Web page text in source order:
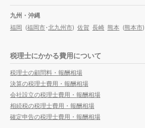
九州・沖縄
福岡 (福岡市・北九州市) 佐賀 長崎 熊本 (熊本市)
税理士にかかる費用について
税理士の顧問料・報酬相場
決算の税理士費用・報酬相場
会社設立の税理士費用・報酬相場
相続税の税理士費用・報酬相場
確定申告の税理士費用・報酬相場